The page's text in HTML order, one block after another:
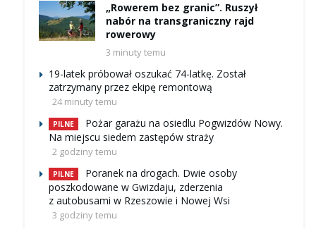
„Rowerem bez granic”. Ruszył
nabór na transgraniczny rajd
rowerowy
3 minuty temu
19-latek próbował oszukać 74-latkę. Został
zatrzymany przez ekipę remontową
24 minuty temu
PILNE
Pożar garażu na osiedlu Pogwizdów Nowy.
Na miejscu siedem zastępów straży
2 godziny temu
PILNE
Poranek na drogach. Dwie osoby
poszkodowane w Gwizdaju, zderzenia
z autobusami w Rzeszowie i Nowej Wsi
3 godziny temu